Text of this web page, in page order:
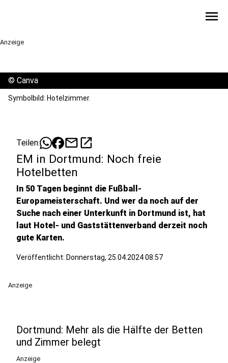
menu
Anzeige
© Canva
Symbolbild: Hotelzimmer.
Teilen: mailopen_in_new
EM in Dortmund: Noch freie
Hotelbetten
In 50 Tagen beginnt die Fußball-
Europameisterschaft. Und wer da noch auf der
Suche nach einer Unterkunft in Dortmund ist, hat
laut Hotel- und Gaststättenverband derzeit noch
gute Karten.
Veröffentlicht: Donnerstag, 25.04.2024 08:57
Anzeige
Dortmund: Mehr als die Hälfte der Betten
und Zimmer belegt
Anzeige